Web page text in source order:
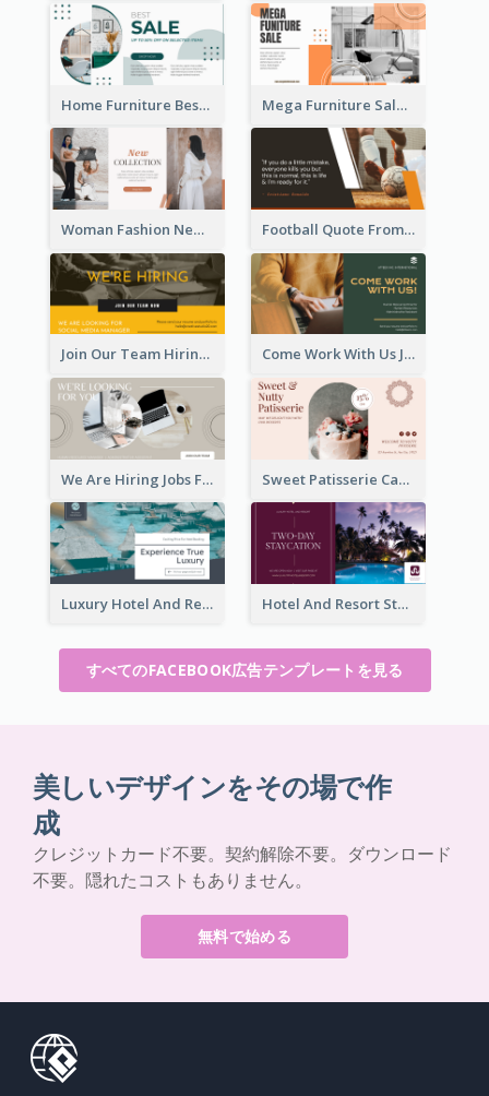
Home Furniture Best Sale Facebook Ad Mega Furniture Sale Facebook Ad
Woman Fashion New Collection Facebook Ad Football Quote From Football Legends Facebook Ad
Join Our Team Hiring Job Facebook Ad Come Work With Us Job Hiring Facebook Ad
We Are Hiring Jobs Facebook Ad Sweet Patisserie Cake Promotion Facebook Ad
Luxury Hotel And Resort Booking Facebook Ad Hotel And Resort Staycation Promotion Facebook Ad
すべてのFACEBOOK広告テンプレートを見る
美しいデザインをその場で作
成
クレジットカード不要。契約解除不要。ダウンロード
不要。隠れたコストもありません。
無料で始める